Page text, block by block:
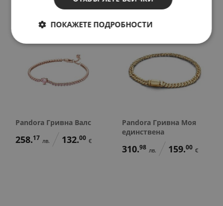
Pandora Гривна Валс
258.17 лв. 132.00 €
Pandora Гривна Моя
единствена
310.98 лв. 159.00 €
ПОКАЖЕТЕ ПОДРОБНОСТИ